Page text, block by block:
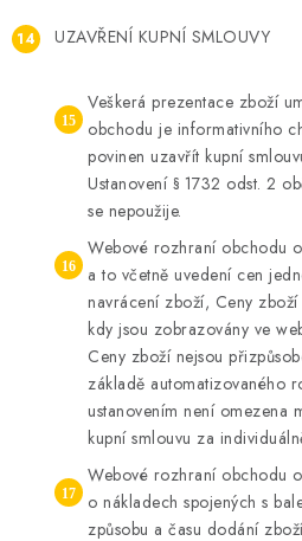
UZAVŘENÍ KUPNÍ SMLOUVY
Veškerá prezentace zboží
obchodu je informativního
povinen uzavřít kupní
Ustanovení § 1732 odst. 2
se nepoužije.
Webové rozhraní obchodu
a to včetně uvedení cen
navrácení zboží, Ceny
kdy jsou zobrazovány ve
Ceny zboží nejsou
základě automatizovaného
ustanovením není omezena
kupní smlouvu za
Webové rozhraní obchodu
o nákladech spojených s
způsobu a času dodání